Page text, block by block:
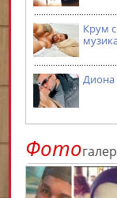
Крум
Диона
Фото